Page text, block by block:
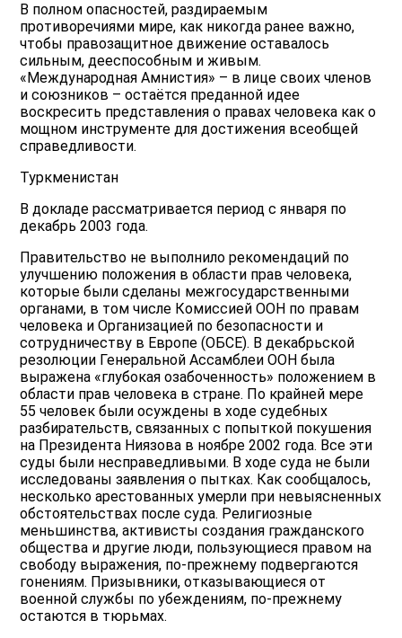
В полном опасностей, раздираемым
противоречиями мире, как никогда ранее важно,
чтобы правозащитное движение оставалось
сильным, дееспособным и живым.
«Международная Амнистия» – в лице своих членов
и союзников – остаётся преданной идее
воскресить представления о правах человека как о
мощном инструменте для достижения всеобщей
справедливости.
Туркменистан
В докладе рассматривается период с января по
декабрь 2003 года.
Правительство не выполнило рекомендаций по
улучшению положения в области прав человека,
которые были сделаны межгосударственными
органами, в том числе Комиссией ООН по правам
человека и Организацией по безопасности и
сотрудничеству в Европе (ОБСЕ). В декабрьской
резолюции Генеральной Ассамблеи ООН была
выражена «глубокая озабоченность» положением в
области прав человека в стране. По крайней мере
55 человек были осуждены в ходе судебных
разбирательств, связанных с попыткой покушения
на Президента Ниязова в ноябре 2002 года. Все эти
суды были несправедливыми. В ходе суда не были
исследованы заявления о пытках. Как сообщалось,
несколько арестованных умерли при невыясненных
обстоятельствах после суда. Религиозные
меньшинства, активисты создания гражданского
общества и другие люди, пользующиеся правом на
свободу выражения, по-прежнему подвергаются
гонениям. Призывники, отказывающиеся от
военной службы по убеждениям, по-прежнему
остаются в тюрьмах.